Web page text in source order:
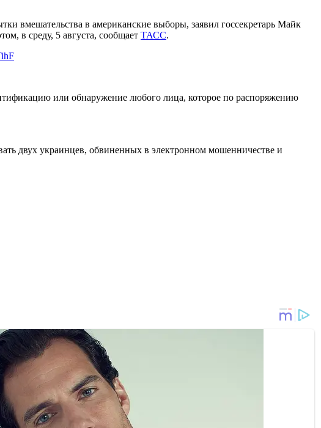
вмешательства в американские выборы, заявил госсекретарь Майк
в среду, 5 августа, сообщает ТАСС.
или обнаружение любого лица, которое по распоряжению
двух украинцев, обвиненных в электронном мошенничестве и